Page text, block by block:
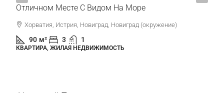
Отличном Месте С Видом На Море
Хорватия, Истрия, Новиград, Новиград (окружение)
90 м² 3 1
КВАРТИРА, ЖИЛАЯ НЕДВИЖИМОСТЬ